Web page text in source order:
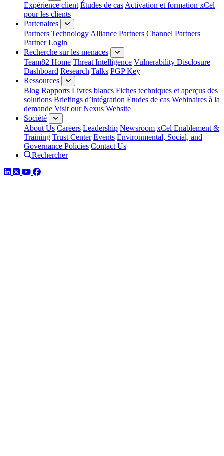
Expérience client Études de cas Activation et formation xCel
pour les clients
Partenaires
Partners Technology Alliance Partners Channel Partners
Partner Login
Recherche sur les menaces
Team82 Home Threat Intelligence Vulnerability Disclosure
Dashboard Research Talks PGP Key
Ressources
Blog Rapports Livres blancs Fiches techniques et aperçus des
solutions Briefings d’intégration Études de cas Webinaires à la
demande Visit our Nexus Website
Société
About Us Careers Leadership Newsroom xCel Enablement &
Training Trust Center Events Environmental, Social, and
Governance Policies Contact Us
Rechercher
LinkedIn
TwitterYouTube
Facebook